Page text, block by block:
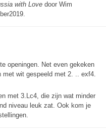
with Love door Wim
openingen. Net even gekeken
met wit gespeeld met 2. .. exf4.
met 3.Lc4, die zijn wat minder
niveau leuk zat. Ook kom je